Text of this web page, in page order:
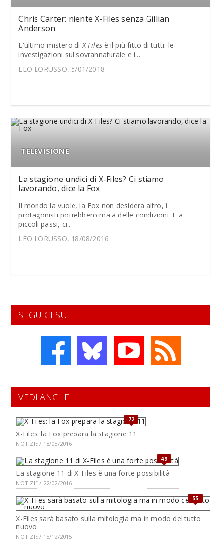
Chris Carter: niente X-Files senza Gillian
Anderson
L'ultimo mistero diX-Files è il più fitto di tutti: le
investigazioni sul sovrannaturale e i...
LEO LORUSSO, 5/01/2018
TELEVISIONE
La stagione undici di X-Files? Ci stiamo
lavorando, dice la Fox
Il mondo la vuole, la Fox non desidera altro, i
protagonisti potrebbero ma a delle condizioni. E a
piccoli passi, ci...
LEO LORUSSO, 18/08/2016
SEGUICI SU
VEDI ANCHE
72
X-Files: la Fox prepara la stagione 11
NOTIZIE / 18/05/2016
49
La stagione 11 di X-Files è una forte possibilità
NOTIZIE / 22/02/2016
55
X-Files sarà basato sulla mitologia ma in modo del tutto
nuovo
NOTIZIE / 15/12/2015